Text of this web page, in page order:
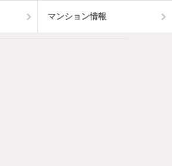
マンション情報